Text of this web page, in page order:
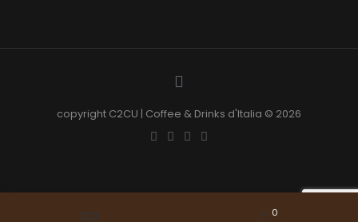
copyright C2CU | Coffee & Drinks d'Italia © 2026
0